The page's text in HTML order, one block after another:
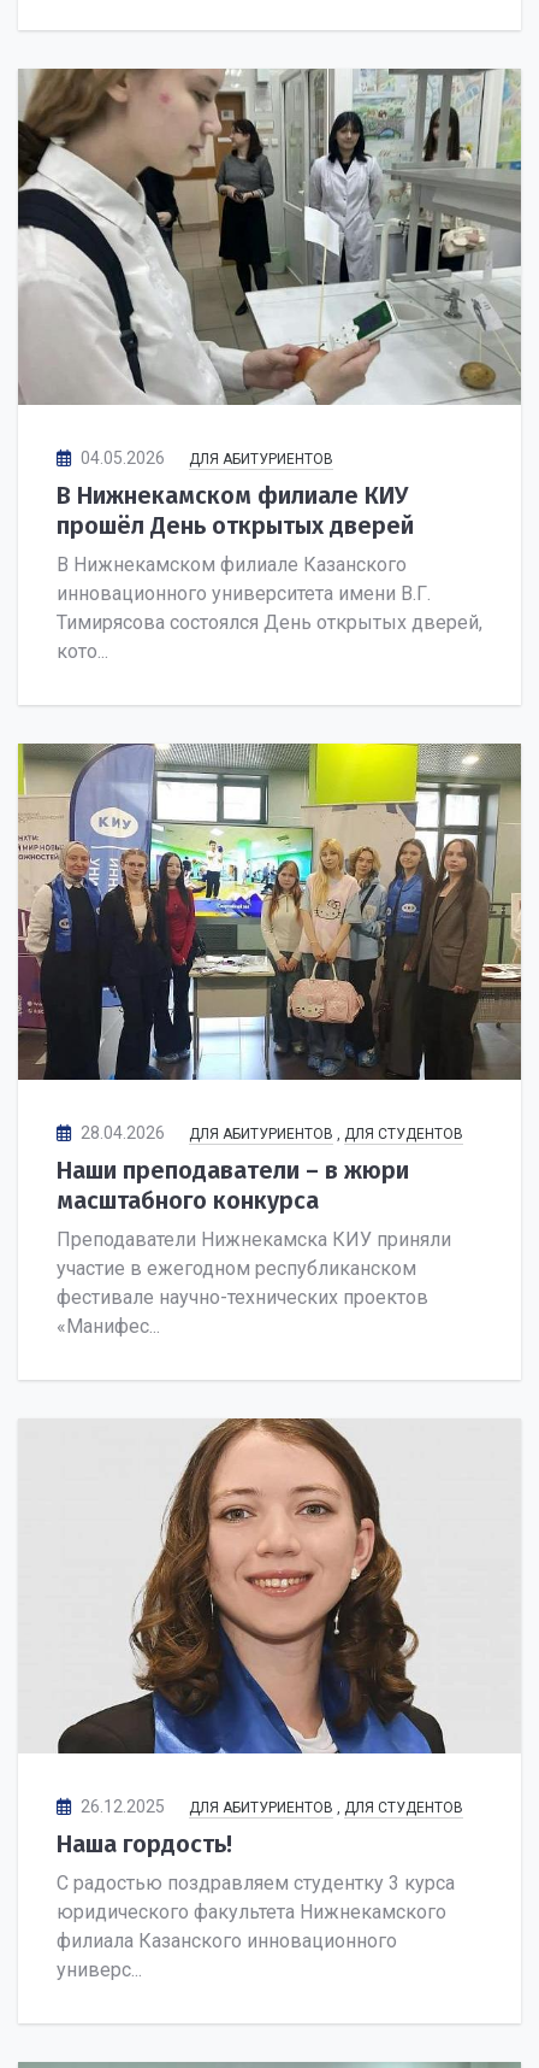
04.05.2026 ДЛЯ АБИТУРИЕНТОВ
В Нижнекамском филиале КИУ
прошёл День открытых дверей
В Нижнекамском филиале Казанского
инновационного университета имени В.Г.
Тимирясова состоялся День открытых дверей,
кото...
28.04.2026 ДЛЯ АБИТУРИЕНТОВ ДЛЯ СТУДЕНТОВ
Наши преподаватели – в жюри
масштабного конкурса
Преподаватели Нижнекамска КИУ приняли
участие в ежегодном республиканском
фестивале научно-технических проектов
«Манифес...
26.12.2025 ДЛЯ АБИТУРИЕНТОВ , ДЛЯ СТУДЕНТОВ
Наша гордость!
С радостью поздравляем студентку 3 курса
юридического факультета Нижнекамского
филиала Казанского инновационного
универс...